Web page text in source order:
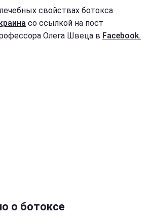
свойствах ботокса
со ссылкой на пост
Олега Швеца в Facebook.
о ботоксе